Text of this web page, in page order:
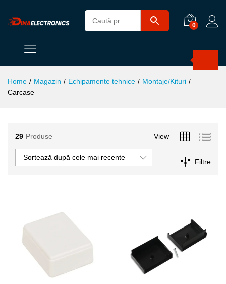
0
Home / Magazin / Echipamente tehnice / Montaje/Kituri /
Carcase
29 Produse View
Filtre
Sortează după cele mai recente